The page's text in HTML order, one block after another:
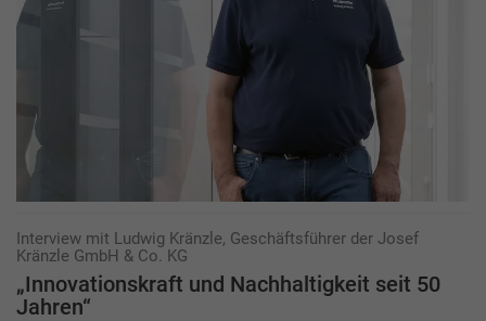
Interview mit Ludwig Kränzle, Geschäftsführer der Josef
Kränzle GmbH & Co. KG
„Innovationskraft und Nachhaltigkeit seit 50
Jahren“